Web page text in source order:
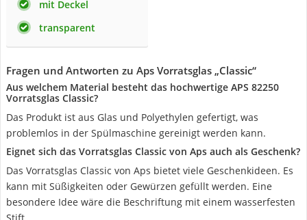
mit Deckel
transparent
Fragen und Antworten zu Aps Vorratsglas „Classic“
Aus welchem Material besteht das hochwertige APS 82250
Vorratsglas Classic?
Das Produkt ist aus Glas und Polyethylen gefertigt, was
problemlos in der Spülmaschine gereinigt werden kann.
Eignet sich das Vorratsglas Classic von Aps auch als Geschenk?
Das Vorratsglas Classic von Aps bietet viele Geschenkideen. Es
kann mit Süßigkeiten oder Gewürzen gefüllt werden. Eine
besondere Idee wäre die Beschriftung mit einem wasserfesten